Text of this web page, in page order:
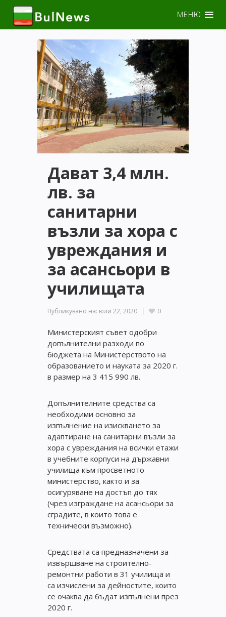
МЕНЮ
Дават 3,4 млн.
лв. за
санитарни
възли за хора с
увреждания и
за асансьори в
училищата
Публикувано на: юли 22, 2020 0
Министерският съвет одобри
допълнителни разходи по
бюджета на Министерството на
образованието и науката за 2020 г.
в размер на 3 415 990 лв.
Допълнителните средства са
необходими основно за
изпълнение на изискването за
адаптиране на санитарни възли за
хора с увреждания на всички етажи
в учебните корпуси на държавни
училища към просветното
министерство, както и за
осигуряване на достъп до тях
(чрез изграждане на асансьори за
сградите, в които това е
технически възможно).
Средствата са предназначени за
извършване на строително-
ремонтни работи в 31 училища и
са изчислени за дейностите, които
се очаква да бъдат изпълнени през
2020 г.